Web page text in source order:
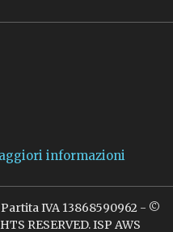
informazioni
IVA 13868590962 - ©
RESERVED. ISP AWS